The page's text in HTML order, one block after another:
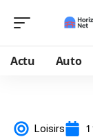
Actu Auto
Loisirs